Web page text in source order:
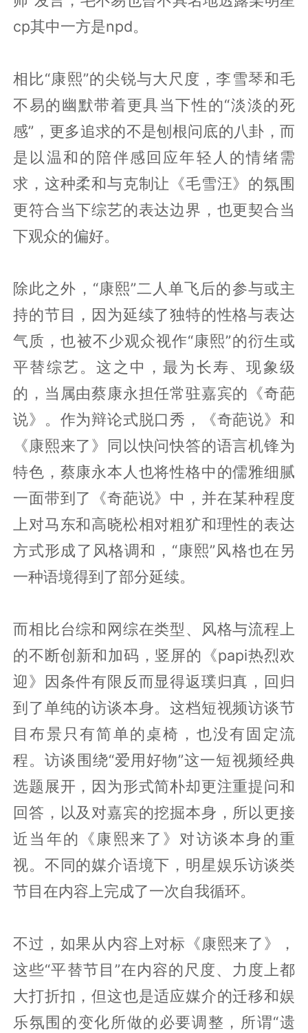
cp其中一方是npd。
相比“康熙”的尖锐与大尺度，李雪琴和毛
不易的幽默带着更具当下性的“淡淡的死
感”，更多追求的不是刨根问底的八卦，而
是以温和的陪伴感回应年轻人的情绪需
求，这种柔和与克制让《毛雪汪》的氛围
更符合当下综艺的表达边界，也更契合当
下观众的偏好。
除此之外，“康熙”二人单飞后的参与或主
持的节目，因为延续了独特的性格与表达
气质，也被不少观众视作“康熙”的衍生或
平替综艺。这之中，最为长寿、现象级
的，当属由蔡康永担任常驻嘉宾的《奇葩
说》。作为辩论式脱口秀，《奇葩说》和
《康熙来了》同以快问快答的语言机锋为
特色，蔡康永本人也将性格中的儒雅细腻
一面带到了《奇葩说》中，并在某种程度
上对马东和高晓松相对粗犷和理性的表达
方式形成了风格调和，“康熙”风格也在另
一种语境得到了部分延续。
而相比台综和网综在类型、风格与流程上
的不断创新和加码，竖屏的《papi热烈欢
迎》因条件有限反而显得返璞归真，回归
到了单纯的访谈本身。这档短视频访谈节
目布景只有简单的桌椅，也没有固定流
程。访谈围绕“爱用好物”这一短视频经典
选题展开，因为形式简朴却更注重提问和
回答，以及对嘉宾的挖掘本身，所以更接
近当年的《康熙来了》对访谈本身的重
视。不同的媒介语境下，明星娱乐访谈类
节目在内容上完成了一次自我循环。
不过，如果从内容上对标《康熙来了》，
这些“平替节目”在内容的尺度、力度上都
大打折扣，但这也是适应媒介的迁移和娱
乐氛围的变化所做的必要调整，所谓“遗